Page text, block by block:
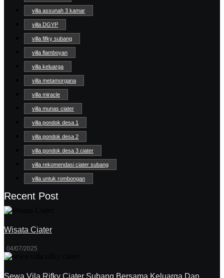
villa assunah 3 kamar
villa DGYP
villa fifky subang
villa flamboyan
villa keluarga
villa metamorgana
villa miracle
villa munas ciater
villa pondok desa 1
villa pondok desa 2
villa pondok desa 3 ciater
villa rekomendasi ciater subang
villa untuk rombongan
Recent Post
Wisata Ciater
04/07/2025
Sewa Vila Rifky Ciater Subang Bersama Keluarga Dan